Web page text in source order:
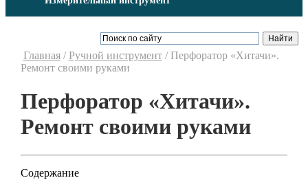
Главная/Ручной инструмент/Перфоратор «Хитачи».
Ремонт своими руками
Перфоратор «Хитачи».
Ремонт своими руками
Содержание